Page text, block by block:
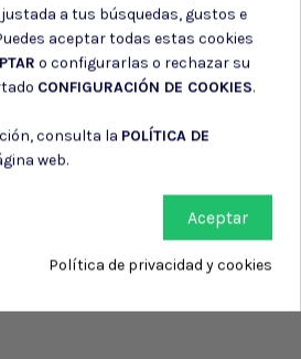
a tus búsquedas, gustos e
aceptar todas estas cookies
o configurarlas o rechazar su
CONFIGURACIÓN DE COOKIES.
consulta la POLÍTICA DE
web.
Aceptar
Política de privacidad y cookies